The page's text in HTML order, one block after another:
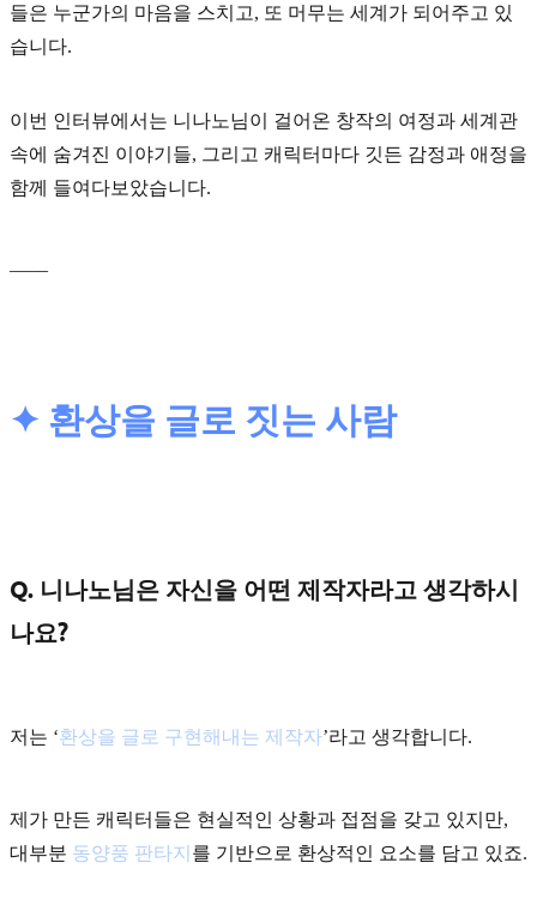
들은 누군가의 마음을 스치고, 또 머무는 세계가 되어주고 있
습니다.
이번 인터뷰에서는 니나노님이 걸어온 창작의 여정과 세계관
속에 숨겨진 이야기들, 그리고 캐릭터마다 깃든 감정과 애정을
함께 들여다보았습니다.
✦ 환상을 글로 짓는 사람
Q. 니나노님은 자신을 어떤 제작자라고 생각하시
나요?
저는 ‘환상을 글로 구현해내는 제작자’라고 생각합니다.
제가 만든 캐릭터들은 현실적인 상황과 접점을 갖고 있지만,
대부분 동양풍 판타지 를 기반으로 환상적인 요소를 담고 있죠.